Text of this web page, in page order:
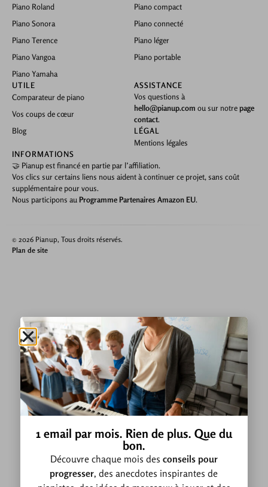
Piano Roland
Piano Sonora
Piano Terence
Piano Vangoa
Piano Yamaha
Piano compact
Piano connecté
Piano léger
Piano portable
UTILE
Comparateur de piano
Vos coups de cœur
Blog
ASSISTANCE
Vos questions à
hello@pianup.com ou sur notrepage
contact.
LÉGAL
Mentions légales
INFORMATIONS
🤝 Pianup est financé en partie par l’affiliation.
Vos clics sur certains liens nous aident à continuer ce projet, sans coût
supplémentaire pour vous.
Nous participons au Programme Partenaires Amazon EU.
© 2026 Pianup, Tous droits réservés.
Plan de site
1 email par mois. Rien de plus. Que du
bon.
Découvre chaque mois des conseils pour
progresser, des anecdotes inspirantes de